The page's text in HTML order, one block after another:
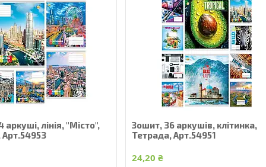
аркуші, лінія, "Місто",
Арт.54953
Зошит, 36 аркушів, клітинка,
Тетрада, Арт.54951
24,20 ₴